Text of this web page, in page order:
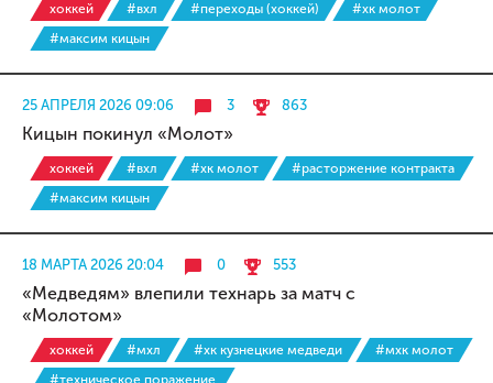
хоккей #вхл #переходы (хоккей)
#хк молот
#максим кицын
25 АПРЕЛЯ 2026 09:06 3 863
Кицын покинул «Молот»
хоккей #вхл #хк молот
#расторжение контракта
#максим кицын
18 МАРТА 2026 20:04 0 553
«Медведям» влепили технарь за матч с
«Молотом»
хоккей #мхл #хк кузнецкие медведи
#мхк молот
#техническое поражение